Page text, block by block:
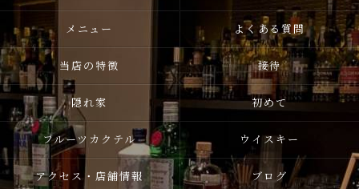
メニュー よくある質問
当店の特徴 接待
隠れ家 初めて
フルーツカクテル ウイスキー
アクセス・店舗情報 ブログ